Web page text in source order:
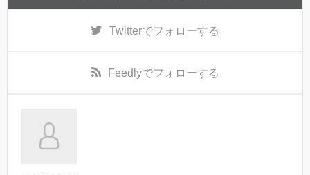
Twitterでフォローする
Feedlyでフォローする